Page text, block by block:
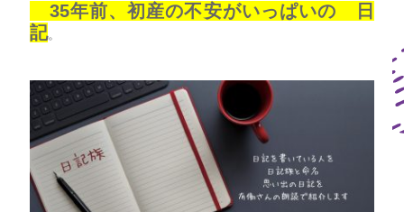
35年前、初産の不安がいっぱいの
日
記。